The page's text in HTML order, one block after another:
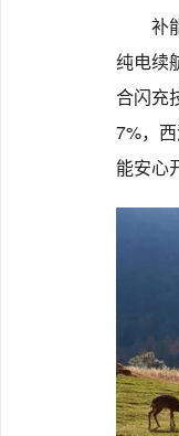
补
纯电续
合闪充
7%，
能安心